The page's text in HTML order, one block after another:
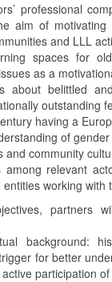
professional
aim of
and LLL
spaces for
as a
about belittled
outstanding
having a
of
and community
relevant
working with
partners
background:
for better
participation